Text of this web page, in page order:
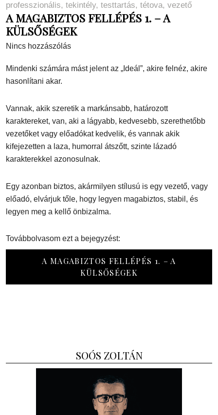
professzionális, tekintély, testtartás, tétova, vezető
A MAGABIZTOS FELLÉPÉS 1. – A
KÜLSŐSÉGEK
Nincs hozzászólás
Mindenki számára mást jelent az „Ideál”, akire felnéz, akire
hasonlítani akar.
Vannak, akik szeretik a markánsabb, határozott
karaktereket, van, aki a lágyabb, kedvesebb, szerethetőbb
vezetőket vagy előadókat kedvelik, és vannak akik
kifejezetten a laza, humorral átszőtt, szinte lázadó
karakterekkel azonosulnak.
Egy azonban biztos, akármilyen stílusú is egy vezető, vagy
előadó, elvárjuk tőle, hogy legyen magabiztos, stabil, és
legyen meg a kellő önbizalma.
Továbbolvasom ezt a bejegyzést:
A MAGABIZTOS FELLÉPÉS 1. – A
KÜLSŐSÉGEK
SOÓS ZOLTÁN